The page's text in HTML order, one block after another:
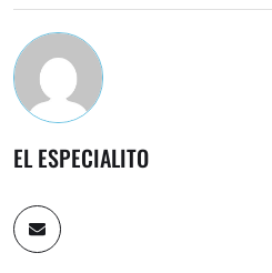
EL ESPECIALITO